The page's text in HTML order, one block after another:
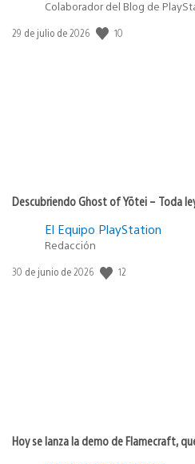
Colaborador del Blog de
Fecha
29 de julio de 2026 10
Descubriendo Ghost of Yōtei – Toda
El Equipo PlayStation
Redacción
Fecha
30 de junio de 2026 12
Hoy se lanza la demo de Flamecraft,